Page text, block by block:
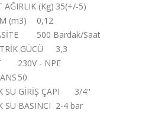
AĞIRLIK (Kg) 35(+/-5)
(m3)
0,12
500 Bardak/Saat
GÜCÜ
3,3
230V - NPE
50
SU GİRİŞ ÇAPI
3/4''
SU BASINCI 2-4 bar